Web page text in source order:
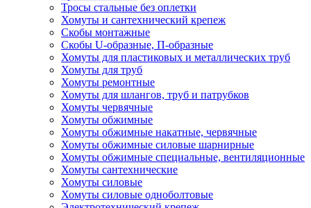
Тросы стальные без оплетки
Хомуты и сантехнический крепеж
Скобы монтажные
Скобы U-образные, П-образные
Хомуты для пластиковых и металлических труб
Хомуты для труб
Хомуты ремонтные
Хомуты для шлангов, труб и патрубков
Хомуты червячные
Хомуты обжимные
Хомуты обжимные накатные, червячные
Хомуты обжимные силовые шарнирные
Хомуты обжимные специальные, вентиляционные
Хомуты сантехнические
Хомуты силовые
Хомуты силовые одноболтовые